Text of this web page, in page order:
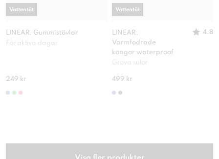
LINEAR, Gummistövlar
För aktiva dagar
249 kr
Vattentät
LINEAR,
Varmfodrade
kängor waterproof
4.8
Grova sulor
499 kr
Vattentät